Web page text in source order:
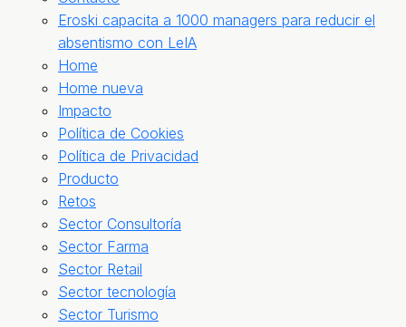
Eroski capacita a 1000 managers para reducir el
absentismo con LeIA
Home
Home nueva
Impacto
Política de Cookies
Política de Privacidad
Producto
Retos
Sector Consultoría
Sector Farma
Sector Retail
Sector tecnología
Sector Turismo